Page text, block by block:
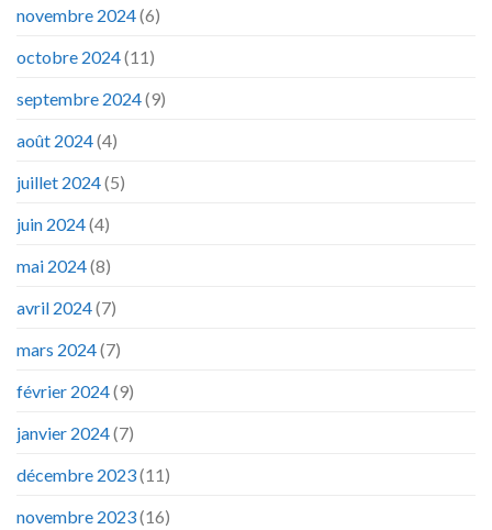
novembre 2024(6)
octobre 2024(11)
septembre 2024(9)
août 2024(4)
juillet 2024(5)
juin 2024(4)
mai 2024(8)
avril 2024(7)
mars 2024(7)
février 2024(9)
janvier 2024(7)
décembre 2023(11)
novembre 2023(16)